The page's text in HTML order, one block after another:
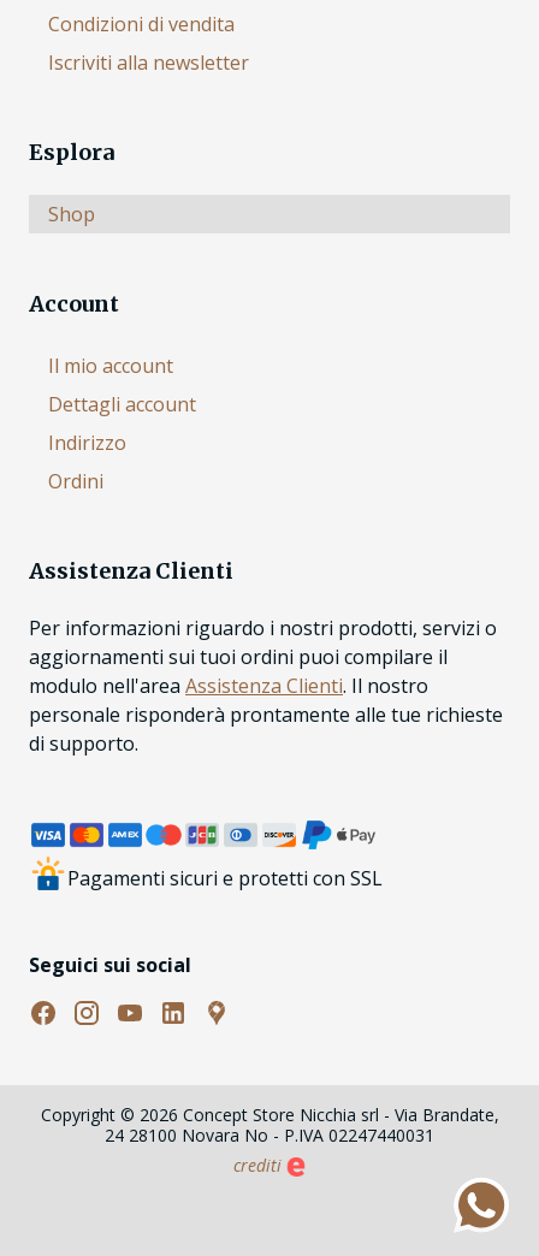
Condizioni di vendita
Iscriviti alla newsletter
Esplora
Shop
Account
Il mio account
Dettagli account
Indirizzo
Ordini
Assistenza Clienti
Per informazioni riguardo i nostri prodotti, servizi o
aggiornamenti sui tuoi ordini puoi compilare il
modulo nell'area Assistenza Clienti. Il nostro
personale risponderà prontamente alle tue richieste
di supporto.
Pagamenti sicuri e protetti con SSL
Seguici sui social
Copyright © 2026 Concept Store Nicchia srl - Via Brandate,
24 28100 Novara No - P.IVA 02247440031
crediti